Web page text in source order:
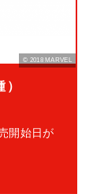
© 2018 MARVEL
）
開始日が